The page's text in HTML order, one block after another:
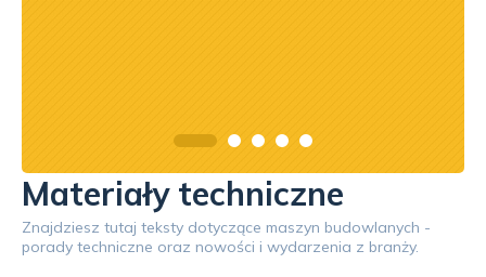
Materiały techniczne
Znajdziesz tutaj teksty dotyczące maszyn budowlanych -
porady techniczne oraz nowości i wydarzenia z branży.